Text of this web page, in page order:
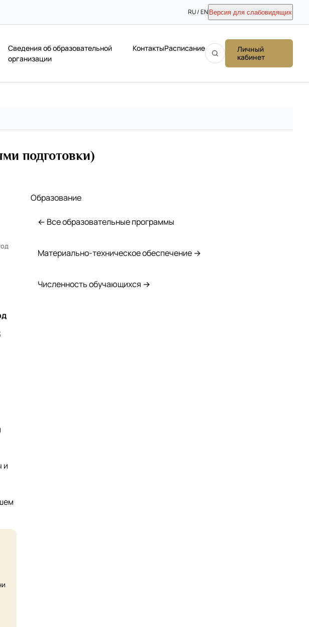
RU / EN Версия для слабовидящих
Сведения об образовательной
организации
КонтактыРасписание
Личный
кабинет
подготовки)
и
Образование
← Все образовательные программы
Материально-техническое обеспечение →
Численность обучающихся →